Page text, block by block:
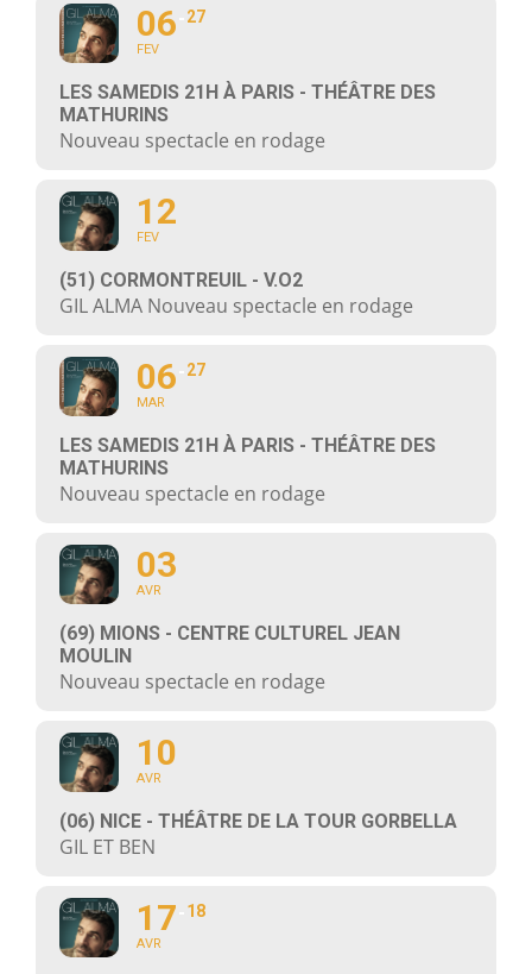
06
FEV
27
LES SAMEDIS 21H À PARIS - THÉÂTRE DES
MATHURINS
Nouveau spectacle en rodage
12
FEV
(51) CORMONTREUIL - V.O2
GIL ALMA Nouveau spectacle en rodage
06
MAR
27
LES SAMEDIS 21H À PARIS - THÉÂTRE DES
MATHURINS
Nouveau spectacle en rodage
03
AVR
(69) MIONS - CENTRE CULTUREL JEAN
MOULIN
Nouveau spectacle en rodage
10
AVR
(06) NICE - THÉÂTRE DE LA TOUR GORBELLA
GIL ET BEN
17
AVR
18